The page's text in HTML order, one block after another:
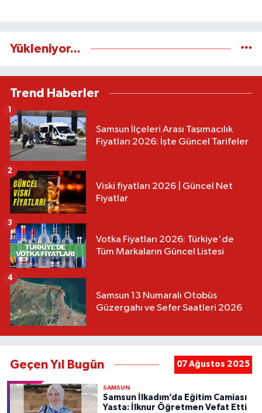
Yükleniyor...
Trend Haberler
Samsun İlçeleri Arası Taşımacılık
Fiyatları 2026: İşte Güncel Tarifeler
1
Viski fiyatları 2026 | Güncel Net
Fiyatlar
2
Votka Fiyatları 2026: Türkiye'de
Tüm Markaların Güncel Listesi
3
Samsun 13 Numaralı Otobüs
Güzergahı ve Sefer Saatleri 2026
4
Geçen Yıl Bugün 07 Ağustos 2025
SAMSUN
Samsun İlkadım’da Eğitim Camiası
Yasta: İlknur Öğretmen Vefat Etti